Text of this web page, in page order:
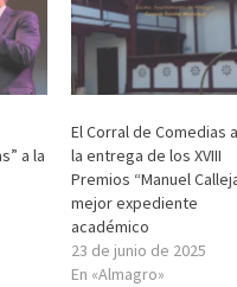
a la
El Corral de Comedias
la entrega de los XVIII
Premios “Manuel
mejor expediente
académico
23 de junio de 2025
En «Almagro»